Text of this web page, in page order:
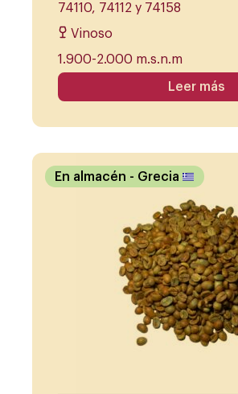
74110, 74112 y 74158
Vinoso
1.900-2.000 m.s.n.m
Leer más
En almacén - Grecia